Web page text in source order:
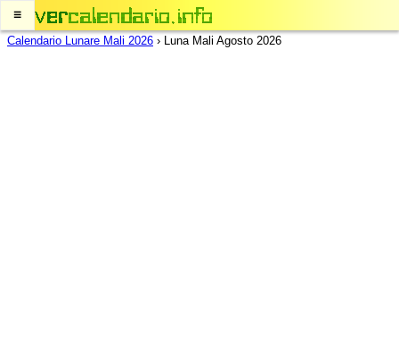
≡
Calendario Lunare Mali 2026 › Luna Mali Agosto 2026